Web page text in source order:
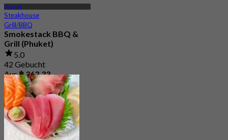
Phuket
Steakhouse
Grill/BBQ
Smokestack BBQ &
Grill (Phuket)
5.0
42 Gebucht
Aus฿ 363.33